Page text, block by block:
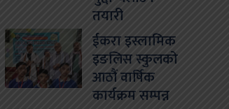
तयारी
ईकरा इस्लामिक
इङलिस स्कुलको
आठौं वार्षिक
कार्यक्रम सम्पन्न